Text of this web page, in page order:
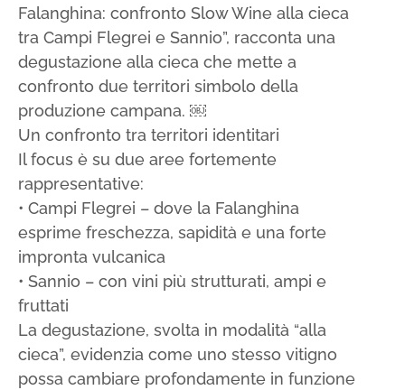
Falanghina: confronto Slow Wine alla cieca
tra Campi Flegrei e Sannio”, racconta una
degustazione alla cieca che mette a
confronto due territori simbolo della
produzione campana. ￼
Un confronto tra territori identitari
Il focus è su due aree fortemente
rappresentative:
• Campi Flegrei – dove la Falanghina
esprime freschezza, sapidità e una forte
impronta vulcanica
• Sannio – con vini più strutturati, ampi e
fruttati
La degustazione, svolta in modalità “alla
cieca”, evidenzia come uno stesso vitigno
possa cambiare profondamente in funzione